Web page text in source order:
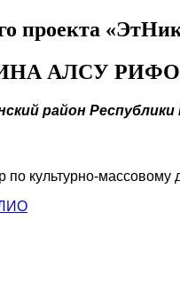
проекта
АЛСУ
район
по культурно-массовому